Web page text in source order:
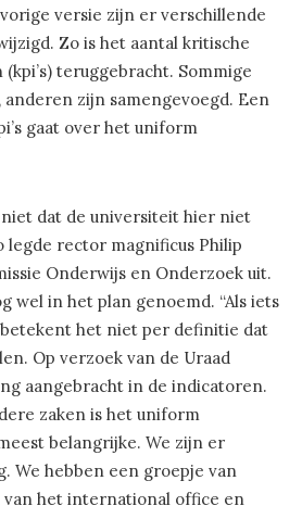
versie zijn er verschillende
Zo is het aantal kritische
teruggebracht. Sommige
anderen zijn samengevoegd. Een
gaat over het uniform
dat de universiteit hier niet
legde rector magnificus Philip
Onderwijs en Onderzoek uit.
wel in het plan genoemd. “Als iets
betekent het niet per definitie dat
Op verzoek van de Uraad
aangebracht in de indicatoren.
zaken is het uniform
belangrijke. We zijn er
We hebben een groepje van
van het international office en